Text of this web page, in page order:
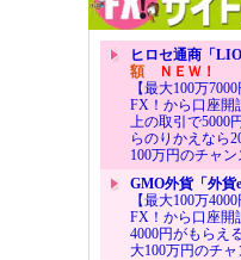
ヒロセ通商「
額ＮＥＷ！
【最大100万
FX！から口座開
上の取引で5000
らのりかえなら
100万円のチャン
GMO外貨「外貨
【最大100万
FX！から口座開
4000円がもらえ
大100万円のチャ